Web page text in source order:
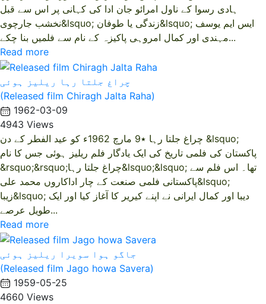
ہادی رسوا کے ناول امرائو جان ادا کی کہانی پر اس سے قبل
نخشب جارچوی&lsquo; زندگی یا طوفان&lsquo; ایس ایم یوسف
مہندی اور کمال امروہی پاکیزہ کے نام سے فلمیں بنا چکے...
Read more
چراغ جلتا رہا ریلیز ہوئی
(Released film Chiragh Jalta Raha)
1962-03-09
4943 Views
چراغ جلتا رہا ٭9 مارچ 1962ء کو عید الفطر کے دن &lsquo;
پاکستان کی فلمی تاریخ کی ایک یادگار فلم ریلیز ہوئی جس کا نام
&rsquo;&rsquo;چراغ جلتا رہا&lsquo;&lsquo; تھا۔ اس فلم سے
پاکستانی فلمی صنعت کے چار اداکاروں محمد علی&lsquo;
زیبا&lsquo; دیبا اور کمال ایرانی نے اپنے کیریر کا آغاز کیا اور ایک
طویل عرصے...
Read more
جاگو ہوا سویرا ریلیز ہوئی
(Released film Jago howa Savera)
1959-05-25
4660 Views